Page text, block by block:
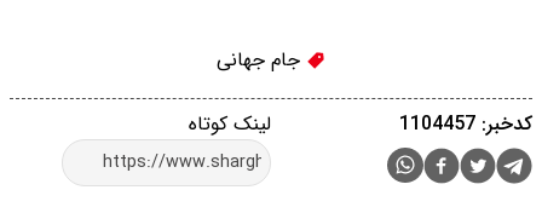
جام جهانی
لینک کوتاه کدخبر: 1104457